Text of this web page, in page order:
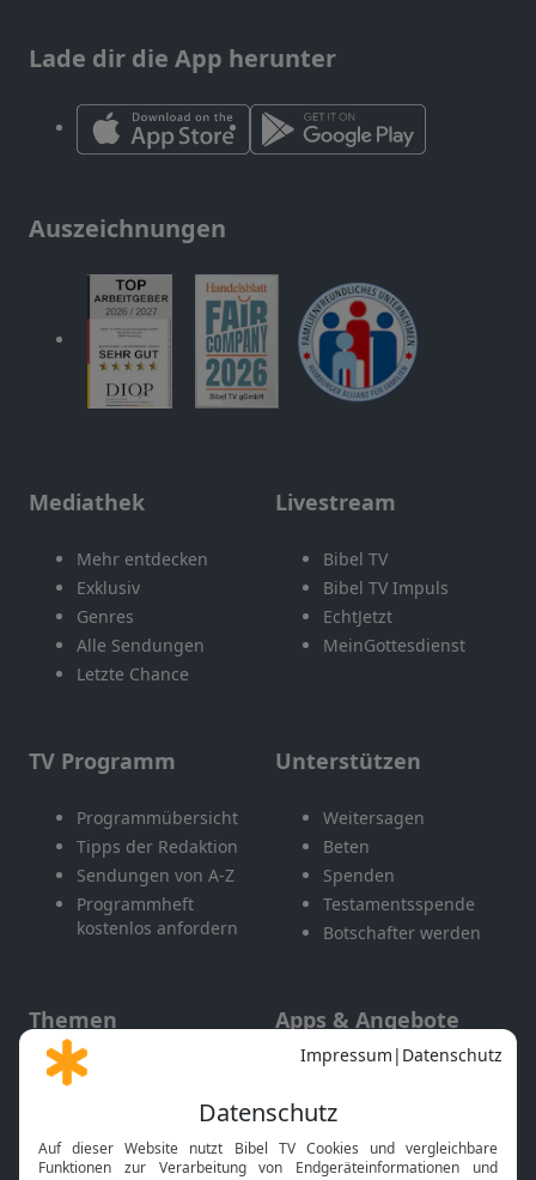
Lade dir die App herunter
Auszeichnungen
Mediathek
Mehr entdecken
Exklusiv
Genres
Alle Sendungen
Letzte Chance
Livestream
Bibel TV
Bibel TV Impuls
EchtJetzt
MeinGottesdienst
TV Programm
Programmübersicht
Tipps der Redaktion
Sendungen von A-Z
Programmheft
kostenlos anfordern
Unterstützen
Weitersagen
Beten
Spenden
Testamentsspende
Botschafter werden
Themen
Gott und Bibel erklärt
Neuigkeiten
Apps & Angebote
Mobile App
Smart TV